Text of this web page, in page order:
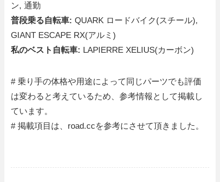
ン, 通勤
普段乗る自転車: QUARK ロードバイク(スチール),
GIANT ESCAPE RX(アルミ)
私のベスト自転車: LAPIERRE XELIUS(カーボン)
# 乗り手の体格や用途によって同じパーツでも評価
は変わると考えているため、参考情報として掲載し
ています。
# 掲載項目は、road.ccを参考にさせて頂きました。